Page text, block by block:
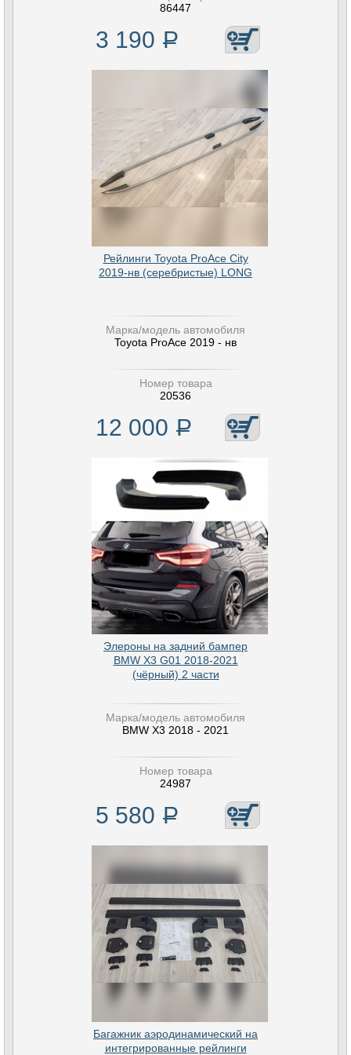
86447
3 190 Р
Рейлинги Toyota ProAce City
2019-нв (серебристые) LONG
Марка/модель автомобиля
Toyota ProAce 2019 - нв
Номер товара
20536
12 000 Р
Элероны на задний бампер
BMW X3 G01 2018-2021
(чёрный) 2 части
Марка/модель автомобиля
BMW X3 2018 - 2021
Номер товара
24987
5 580 Р
Багажник аэродинамический на
интегрированные рейлинги